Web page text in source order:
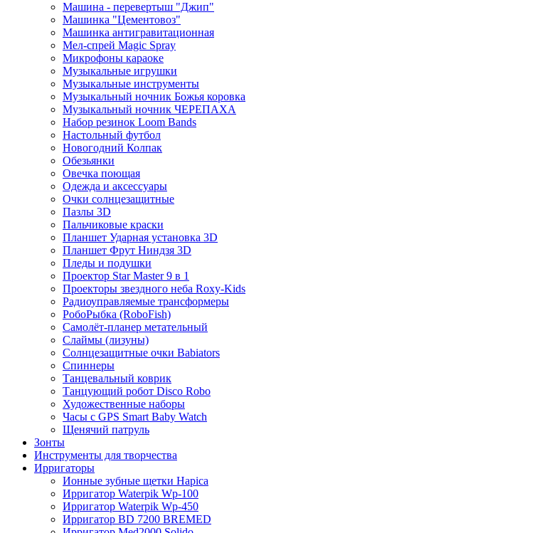
Машина - перевертыш "Джип"
Машинка "Цементовоз"
Машинка антигравитационная
Мел-спрей Magic Spray
Микрофоны караоке
Музыкальные игрушки
Музыкальные инструменты
Музыкальный ночник Божья коровка
Музыкальный ночник ЧЕРЕПАХА
Набор резинок Loom Bands
Настольный футбол
Новогодний Колпак
Обезьянки
Овечка поющая
Одежда и аксессуары
Очки солнцезащитные
Пазлы 3D
Пальчиковые краски
Планшет Ударная установка 3D
Планшет Фрут Ниндзя 3D
Пледы и подушки
Проектор Star Master 9 в 1
Проекторы звездного неба Roxy-Kids
Радиоуправляемые трансформеры
РобоРыбка (RoboFish)
Самолёт-планер метательный
Слаймы (лизуны)
Солнцезащитные очки Babiators
Спиннеры
Танцевальный коврик
Танцующий робот Disco Robo
Художественные наборы
Часы с GPS Smart Baby Watch
Щенячий патруль
Зонты
Инструменты для творчества
Ирригаторы
Ионные зубные щетки Hapica
Ирригатор Waterpik Wp-100
Ирригатор Waterpik Wp-450
Ирригатор BD 7200 BREMED